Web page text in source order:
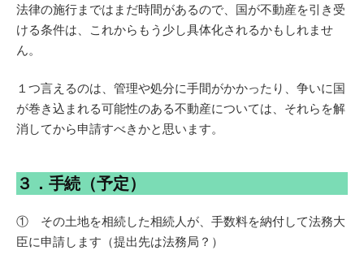
法律の施行まではまだ時間があるので、国が不動産を引き受
ける条件は、これからもう少し具体化されるかもしれませ
ん。
１つ言えるのは、管理や処分に手間がかかったり、争いに国
が巻き込まれる可能性のある不動産については、それらを解
消してから申請すべきかと思います。
３．手続（予定）
① その土地を相続した相続人が、手数料を納付して法務大
臣に申請します（提出先は法務局？）